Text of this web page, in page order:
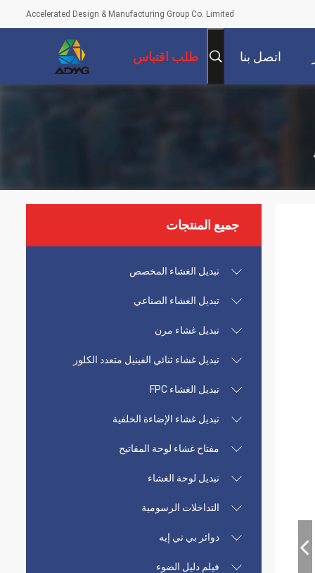
Accelerated Design & Manufacturing Group Co. Limited
اتصل بنا طلب اقتباس
جميع المنتجات
تبديل الغشاء المخصص
تبديل الغشاء الصناعي
تبديل غشاء مرن
تبديل غشاء ثنائي الفينيل متعدد الكلور
تبديل الغشاء FPC
تبديل غشاء الإضاءة الخلفية
مفتاح غشاء لوحة المفاتيح
تبديل لوحة الغشاء
التداخلات الرسومية
دوائر بي تي إيه
فيلم دليل الضوء